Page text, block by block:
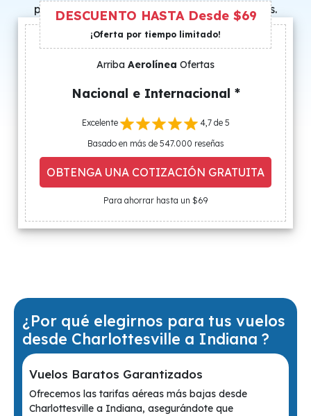
promocionales y consigue precios especiales.
DESCUENTO HASTA Desde $69
¡Oferta por tiempo limitado!
Arriba Aerolínea Ofertas
Nacional e Internacional *
Excelente
4,7 de 5
Basado en más de 547.000 reseñas
OBTENGA UNA COTIZACIÓN GRATUITA
Para ahorrar hasta un $69
¿Por qué elegirnos para tus vuelos
desde Charlottesville a Indiana ?
Vuelos Baratos Garantizados
Ofrecemos las tarifas aéreas más bajas desde
Charlottesville a Indiana, asegurándote que